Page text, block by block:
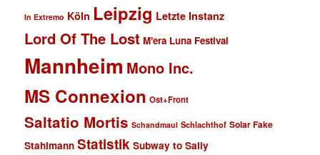
In Extremo Köln Leipzig Letzte Instanz
Lord Of The Lost M'era Luna Festival
Mannheim Mono Inc.
MS Connexion Ost+Front
Saltatio Mortis Schandmaul Schlachthof Solar Fake
Stahlmann Statistik Subway to Sally